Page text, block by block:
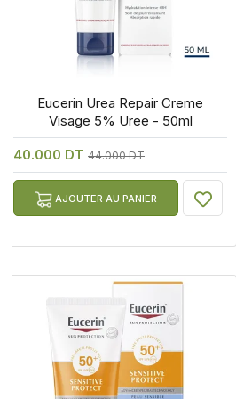
Eucerin Urea Repair Creme
Visage 5% Uree - 50ml
40.000 DT44.000 DT
AJOUTER AU PANIER